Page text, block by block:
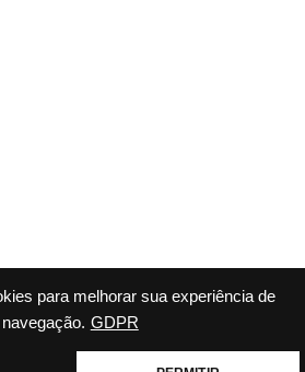
para melhorar sua experiência de
navegação. GDPR